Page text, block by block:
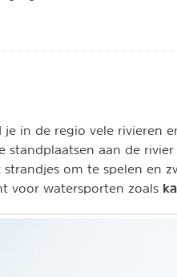
je in de regio vele rivieren
standplaatsen aan de
strandjes om te spelen en
voor watersporten zoals